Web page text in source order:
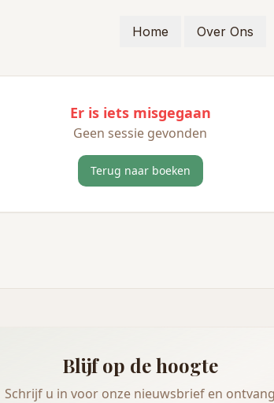
Home Over Ons
Er is iets misgegaan
Geen sessie gevonden
Terug naar boeken
Blijf op de hoogte
Schrijf u in voor onze nieuwsbrief en ontvang